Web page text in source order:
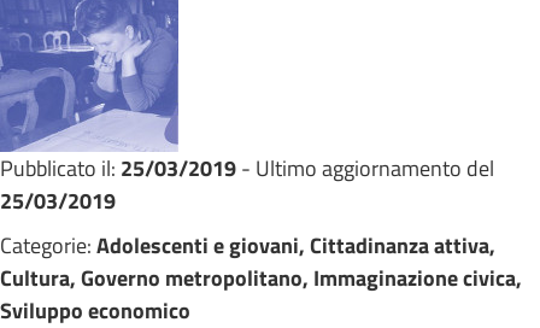
Pubblicato il: 25/03/2019- Ultimo aggiornamento del
25/03/2019
Categorie:Adolescenti e giovani, Cittadinanza attiva,
Cultura, Governo metropolitano, Immaginazione civica,
Sviluppo economico